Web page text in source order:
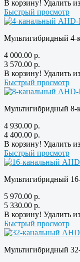
В корзину! Удалить
Быстрый просмотр
Мультигибридный 4-
4 000.00 р.
3 570.00 р.
В корзину! Удалить
Быстрый просмотр
Мультигибридный 8-
4 930.00 р.
4 400.00 р.
В корзину! Удалить
Быстрый просмотр
Мультигибридный
5 970.00 р.
5 330.00 р.
В корзину! Удалить
Быстрый просмотр
Мультигибридный